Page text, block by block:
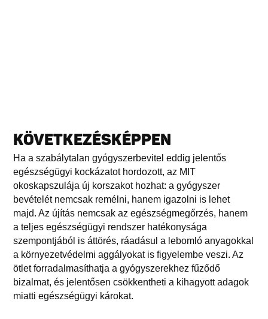
KÖVETKEZÉSKÉPPEN
Ha a szabálytalan gyógyszerbevitel eddig jelentős
egészségügyi kockázatot hordozott, az MIT
okoskapszulája új korszakot hozhat: a gyógyszer
bevételét nemcsak remélni, hanem igazolni is lehet
majd. Az újítás nemcsak az egészségmegőrzés, hanem
a teljes egészségügyi rendszer hatékonysága
szempontjából is áttörés, ráadásul a lebomló anyagokkal
a környezetvédelmi aggályokat is figyelembe veszi. Az
ötlet forradalmasíthatja a gyógyszerekhez fűződő
bizalmat, és jelentősen csökkentheti a kihagyott adagok
miatti egészségügyi károkat.